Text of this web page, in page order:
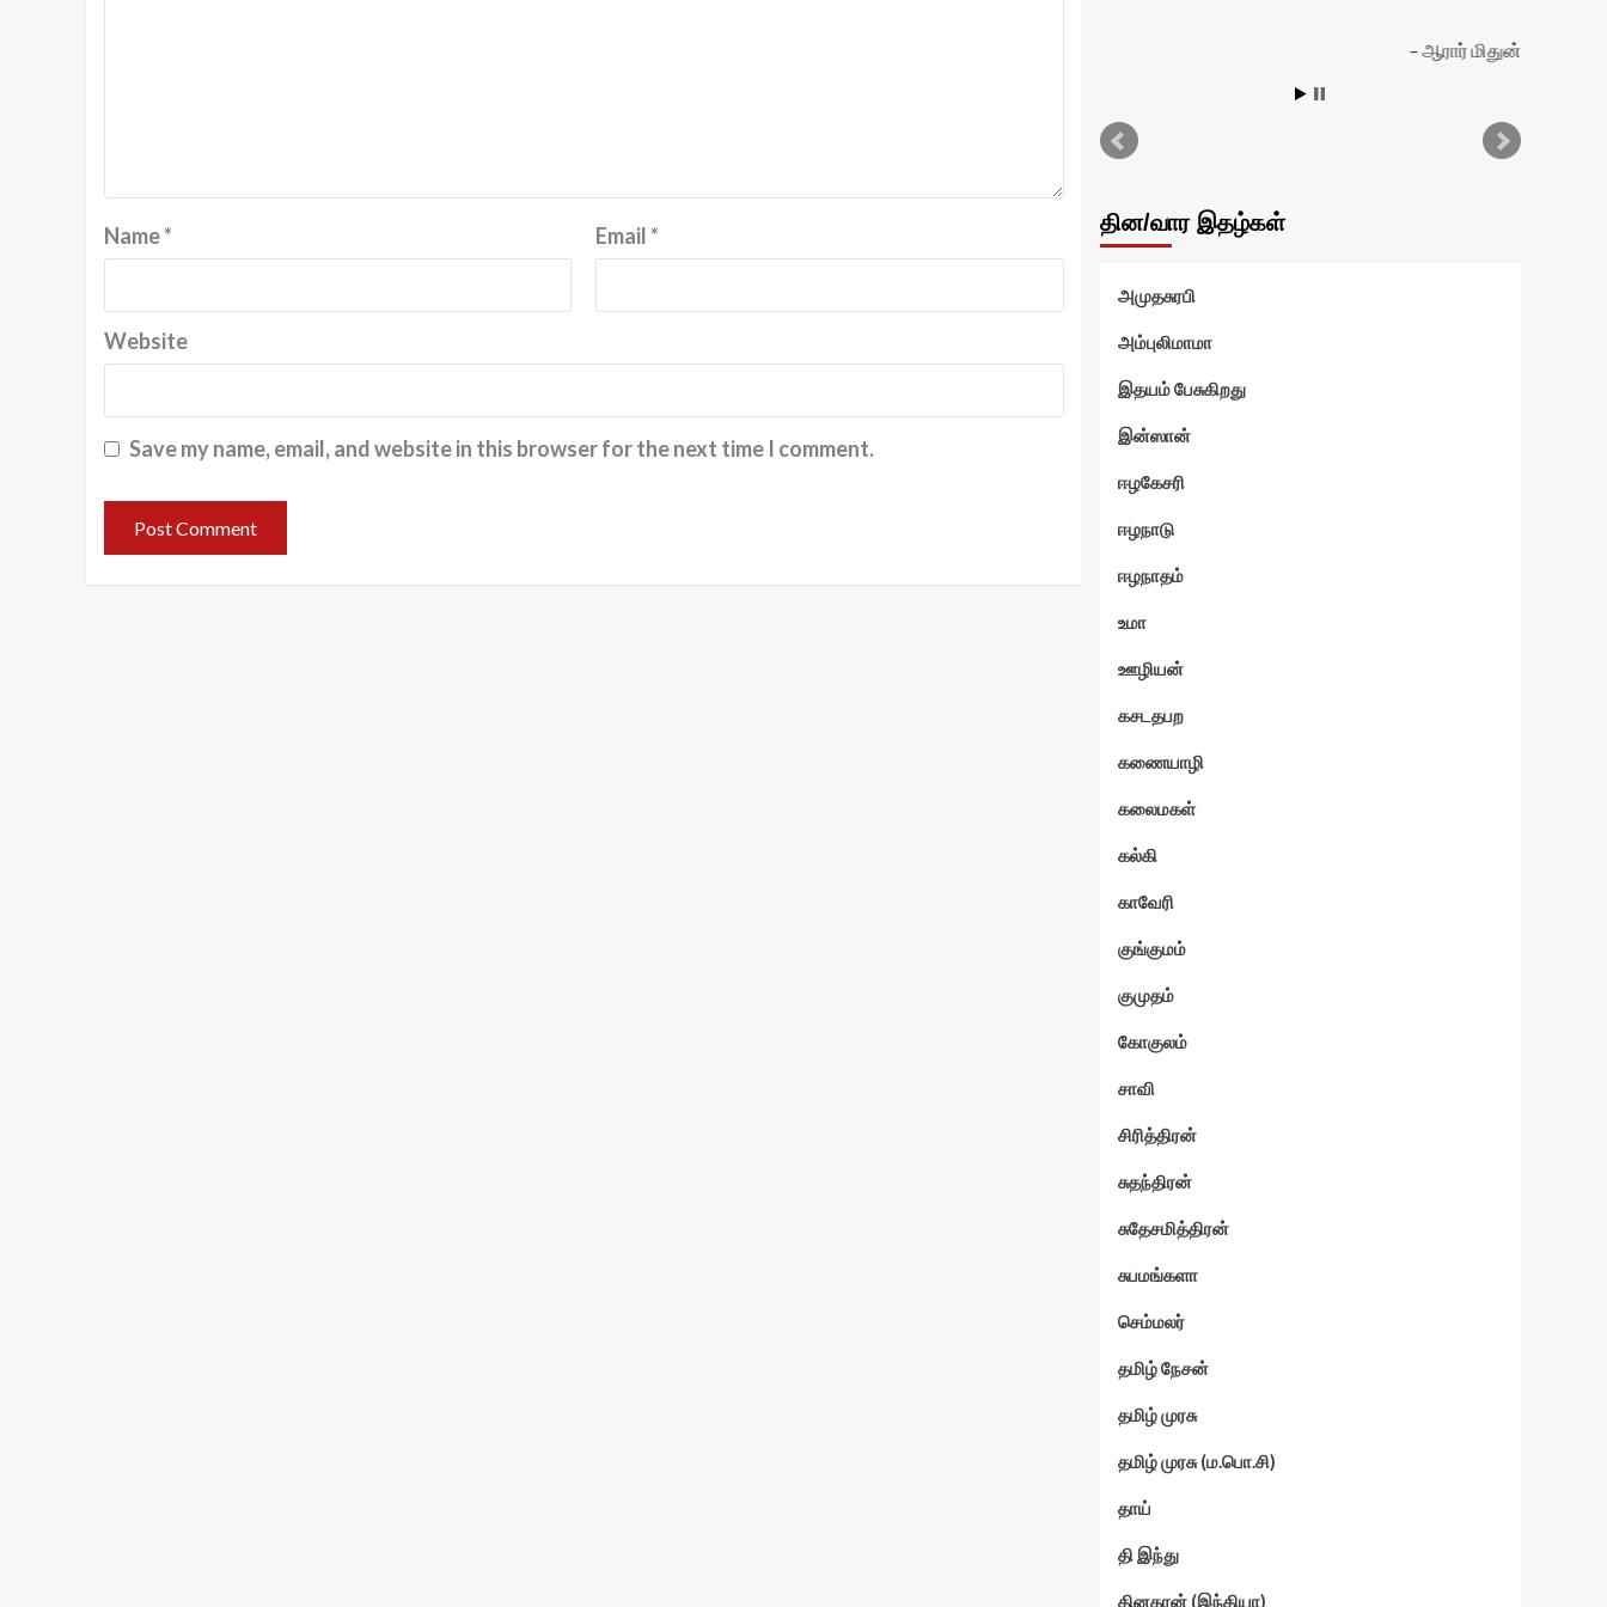
Name* Email*
Website
Save my name, email, and website in this browser for the next time I comment.
ஆரார் மிதுன்
தின/வார இதழ்கள்
அமுதசுரபி
அம்புலிமாமா
இதயம் பேசுகிறது
இன்ஸான்
ஈழகேசரி
ஈழநாடு
ஈழநாதம்
உமா
ஊழியன்
கசடதபற
கணையாழி
கலைமகள்
கல்கி
காவேரி
குங்குமம்
குமுதம்
கோகுலம்
சாவி
சிரித்திரன்
சுதந்திரன்
சுதேசமித்திரன்
சுபமங்களா
செம்மலர்
தமிழ் நேசன்
தமிழ் முரசு
தமிழ் முரசு (ம.பொ.சி)
தாய்
தி இந்து
தினகரன் (இந்தியா)